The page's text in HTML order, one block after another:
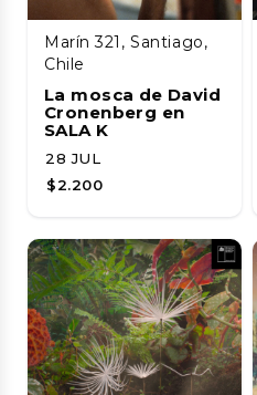
Marín 321, Santiago,
Chile
La mosca de David
Cronenberg en
SALA K
28 JUL
$2.200